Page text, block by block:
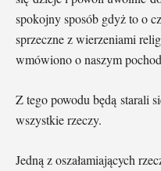
spokojny sposób gdyż to o
sprzeczne z wierzeniami
wmówiono o naszym
Z tego powodu będą starali
wszystkie rzeczy.
Jedną z oszałamiających